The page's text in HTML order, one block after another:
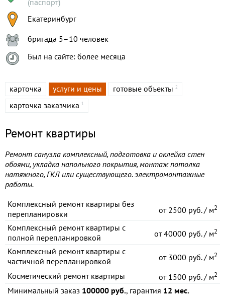
(паспорт)
Екатеринбург
бригада 5–10 человек
Был на сайте: более месяца
карточка услуги и цены готовые объекты 2
карточка заказчика 1
Ремонт квартиры
Ремонт санузла комплексный, подготовка и оклейка стен
обоями, укладка напольного покрытия, монтаж потолка
натяжного, ГКЛ или существующего. электромонтажные
работы.
Комплексный ремонт квартиры без
перепланировки
от2500 руб. / м2
Комплексный ремонт квартиры с
полной перепланировкой
от40000 руб. / м2
Комплексный ремонт квартиры с
частичной перепланировкой
от3000 руб. / м2
Косметический ремонт квартиры от1500 руб. / м2
Минимальный заказ 100000 руб., гарантия 12 мес.